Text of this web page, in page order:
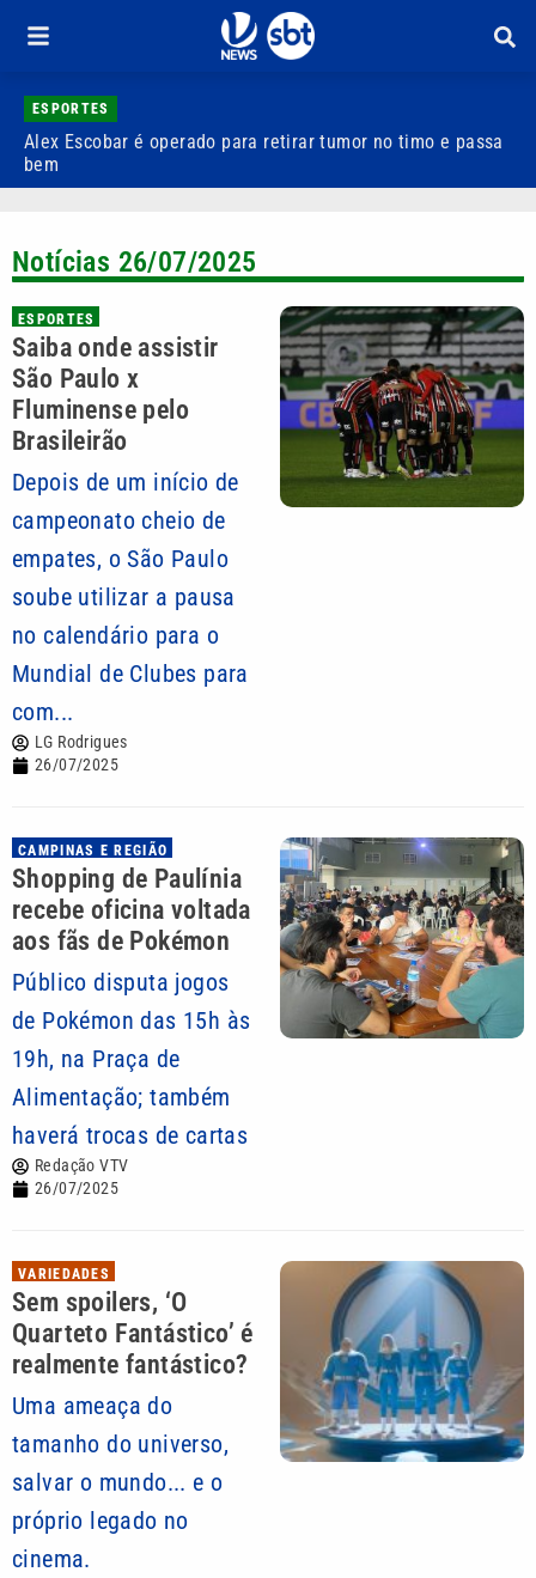
ESPORTES
Alex Escobar é operado para retirar tumor no timo e passa
bem
Notícias 26/07/2025
ESPORTES
Saiba onde assistir
São Paulo x
Fluminense pelo
Brasileirão
Depois de um início de
campeonato cheio de
empates, o São Paulo
soube utilizar a pausa
no calendário para o
Mundial de Clubes para
com...
LG Rodrigues
26/07/2025
CAMPINAS E REGIÃO
Shopping de Paulínia
recebe oficina voltada
aos fãs de Pokémon
Público disputa jogos
de Pokémon das 15h às
19h, na Praça de
Alimentação; também
haverá trocas de cartas
Redação VTV
26/07/2025
VARIEDADES
Sem spoilers, ‘O
Quarteto Fantástico’ é
realmente fantástico?
Uma ameaça do
tamanho do universo,
salvar o mundo... e o
próprio legado no
cinema.